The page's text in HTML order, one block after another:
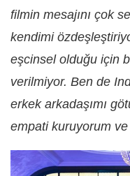
filmin mesajını çok
kendimi
eşcinsel olduğu için
verilmiyor. Ben de
erkek arkadaşımı
empati kuruyorum ve